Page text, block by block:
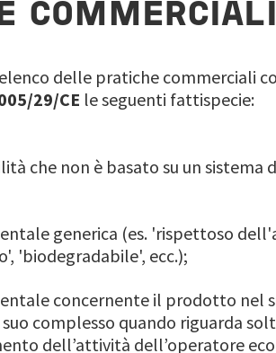
delle pratiche commerciali
29/CE le seguenti fattispecie:
che non è basato su un
generica (es. 'rispettoso
'biodegradabile', ecc.);
concernente il prodotto nel
complesso quando riguarda
dell’attività dell’operatore